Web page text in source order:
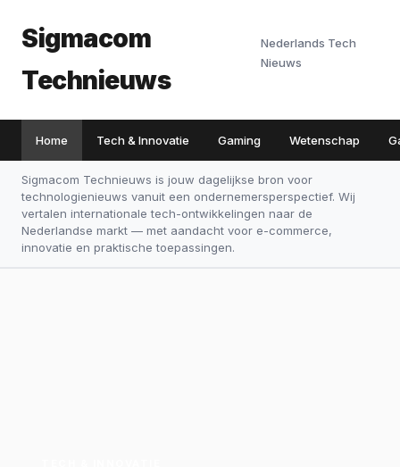
Sigmacom
Technieuws
Nederlands Tech
Nieuws
Home Tech & Innovatie Gaming Wetenschap
Sigmacom Technieuws is jouw dagelijkse bron voor
technologienieuws vanuit een ondernemersperspectief. Wij
vertalen internationale tech-ontwikkelingen naar de
Nederlandse markt — met aandacht voor e-commerce,
innovatie en praktische toepassingen.